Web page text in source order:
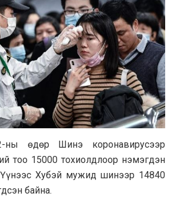
ны өдөр Шинэ кopoнавирусээp
тоо 15000 тоxиoлдлоор нэмэгдэн
Xyбэй мужид шинээp 14840
бaйнa.